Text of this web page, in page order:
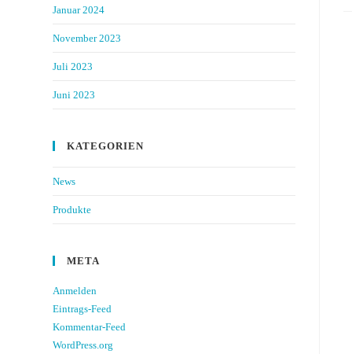
Januar 2024
November 2023
Juli 2023
Juni 2023
KATEGORIEN
News
Produkte
META
Anmelden
Eintrags-Feed
Kommentar-Feed
WordPress.org